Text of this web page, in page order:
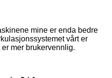
mine er enda bedre
vårt er
mer brukervennlig.